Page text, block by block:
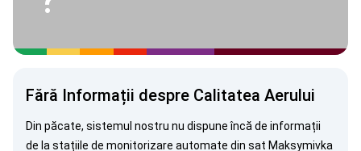
Fără Informații despre Calitatea Aerului
Din păcate, sistemul nostru nu dispune încă de informații
de la stațiile de monitorizare automate din sat Maksymivka